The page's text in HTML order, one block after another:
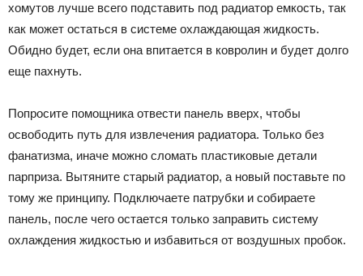
хомутов лучше всего подставить под радиатор емкость, так
как может остаться в системе охлаждающая жидкость.
Обидно будет, если она впитается в ковролин и будет долго
еще пахнуть.
Попросите помощника отвести панель вверх, чтобы
освободить путь для извлечения радиатора. Только без
фанатизма, иначе можно сломать пластиковые детали
парприза. Вытяните старый радиатор, а новый поставьте по
тому же принципу. Подключаете патрубки и собираете
панель, после чего остается только заправить систему
охлаждения жидкостью и избавиться от воздушных пробок.